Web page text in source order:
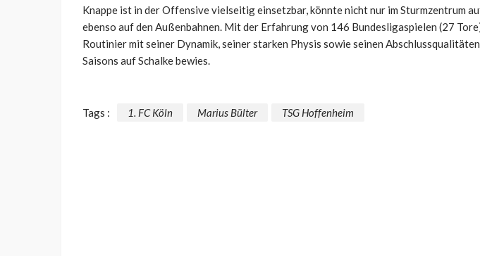
Knappe ist in der Offensive vielseitig einsetzbar, könnte nicht nur im Sturmzentrum
ebenso auf den Außenbahnen. Mit der Erfahrung von 146 Bundesligaspielen (27
Routinier mit seiner Dynamik, seiner starken Physis sowie seinen
Saisons auf Schalke bewies.
Tags : 1. FC Köln Marius Bülter TSG Hoffenheim